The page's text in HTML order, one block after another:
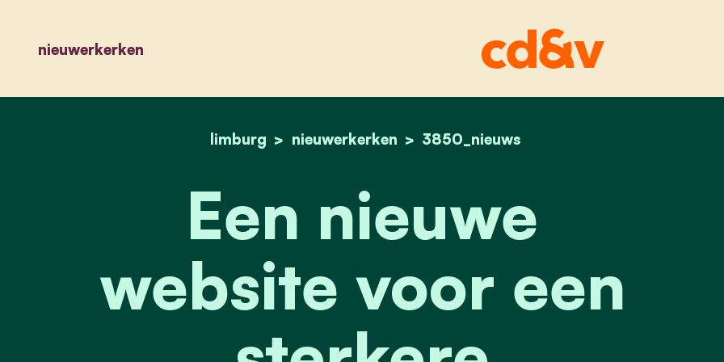
nieuwerkerken
home
limburg nieuwerkerken 3850_nieuws
een nieuwe website voor een sterkere
Een nieuwe
website voor een